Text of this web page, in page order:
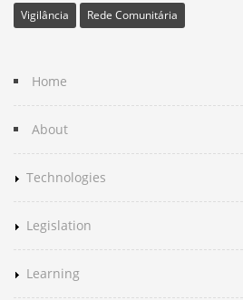
Vigilância
Rede Comunitária
Home
About
Technologies
Legislation
Learning